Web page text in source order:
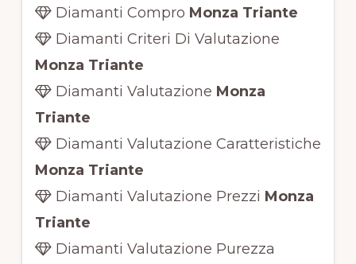
Diamanti Compro Monza Triante
Diamanti Criteri Di Valutazione
Monza Triante
Diamanti Valutazione Monza
Triante
Diamanti Valutazione Caratteristiche
Monza Triante
Diamanti Valutazione Prezzi Monza
Triante
Diamanti Valutazione Purezza